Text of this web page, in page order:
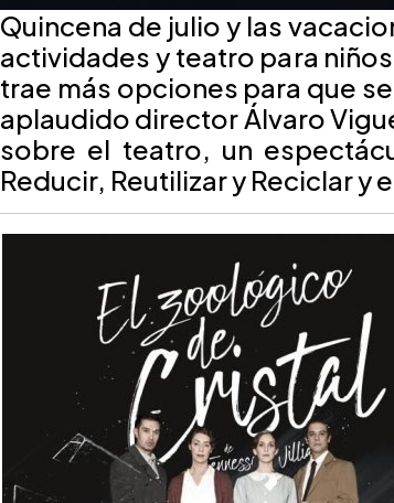
Quincena de julio y las
actividades y teatro para
trae más opciones para que
aplaudido director Álvaro
sobre el teatro, un
Reducir, Reutilizar y Reciclar